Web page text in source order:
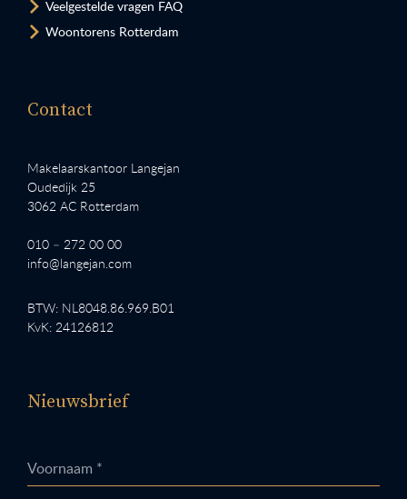
Veelgestelde vragen FAQ
Woontorens Rotterdam
Contact
Makelaarskantoor Langejan
Oudedijk 25
3062 AC Rotterdam
010 – 272 00 00
info@langejan.com
BTW: NL8048.86.969.B01
KvK: 24126812
Nieuwsbrief
Voornaam *